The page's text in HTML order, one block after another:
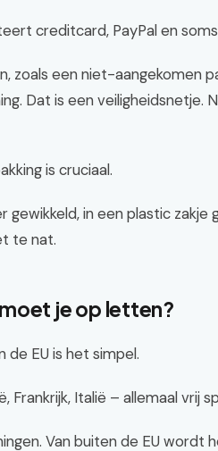
creditcard, PayPal en soms
zoals een niet-aangekomen
Dat is een veiligheidsnetje.
is cruciaal.
in een plastic zakje
te nat.
je op letten?
EU is het simpel.
Frankrijk, Italië – allemaal vrij
Van buiten de EU wordt